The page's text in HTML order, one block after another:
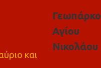
και
Γεωπάρκο
Αγίου
Νικολάου